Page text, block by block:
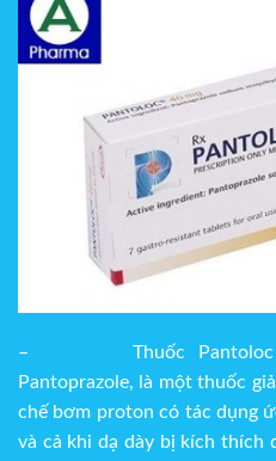
–
Thuốc
Pantoprazole, là một thuốc
chế bơm proton có tác dụng
và cả khi dạ dày bị kích thích